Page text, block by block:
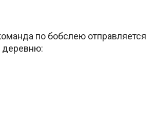
по бобслею отправляется